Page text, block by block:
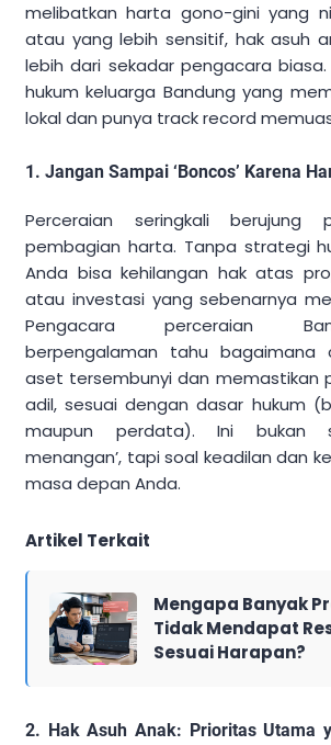
melibatkan harta gono-gini yang
atau yang lebih sensitif, hak asuh
lebih dari sekadar pengacara
hukum keluarga Bandung yang
lokal dan punya track record
1. Jangan Sampai ‘Boncos’ Karena
Perceraian seringkali berujung
pembagian harta. Tanpa strategi
Anda bisa kehilangan hak atas
atau investasi yang sebenarnya
Pengacara perceraian
berpengalaman tahu bagaimana
aset tersembunyi dan memastikan
adil, sesuai dengan dasar hukum
maupun perdata). Ini bukan
menangan’, tapi soal keadilan dan
masa depan Anda.
Artikel Terkait
Mengapa Banyak
Tidak Mendapat
Sesuai Harapan?
2. Hak Asuh Anak: Prioritas Utama